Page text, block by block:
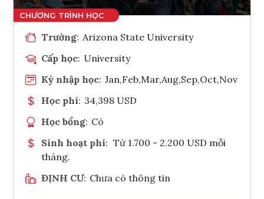
Trường: Arizona State University
Cấp học: University
Kỳ nhập học: Jan,Feb,Mar,Aug,Sep,Oct,Nov
Học phí: 34,398 USD
Học bổng: Có
Sinh hoạt phí: Từ 1.700 - 2.200 USD mỗi
tháng.
ĐỊNH CƯ: Chưa có thông tin